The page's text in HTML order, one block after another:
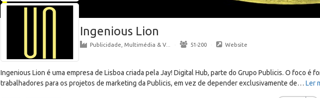
Ingenious Lion
Publicidade, Multimédia & V... · 51-200 · Website
Ingenious Lion é uma empresa de Lisboa criada pela Jay! Digital Hub, parte do Grupo Publicis. O foco é
trabalhadores para os projetos de marketing da Publicis, em vez de depender exclusivamente de… Ler